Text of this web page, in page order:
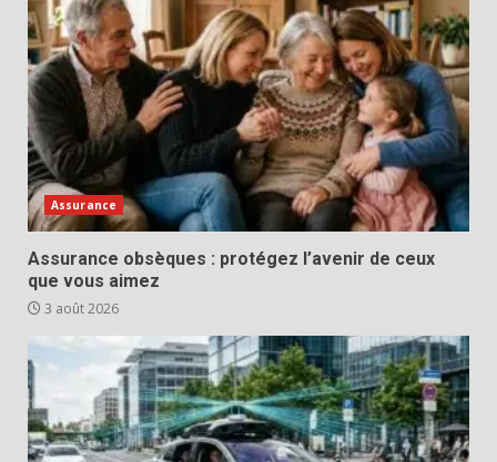
Assurance
Assurance obsèques : protégez l’avenir de ceux
que vous aimez
3 août 2026